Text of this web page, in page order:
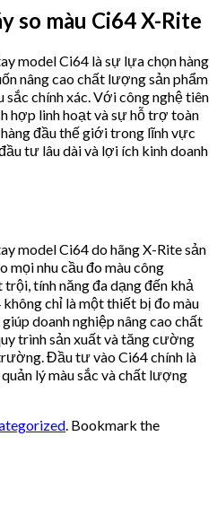
so màu Ci64 X-Rite
model Ci64 là sự lựa chọn hàng
nâng cao chất lượng sản phẩm
chính xác. Với công nghệ tiên
hợp linh hoạt và sự hỗ trợ toàn
đầu thế giới trong lĩnh vực
tư lâu dài và lợi ích kinh doanh
model Ci64 do hãng X-Rite sản
mọi nhu cầu đo màu công
tính năng đa dạng đến khả
chỉ là một thiết bị đo màu
doanh nghiệp nâng cao chất
trình sản xuất và tăng cường
Đầu tư vào Ci64 chính là
lý màu sắc và chất lượng
. Bookmark the